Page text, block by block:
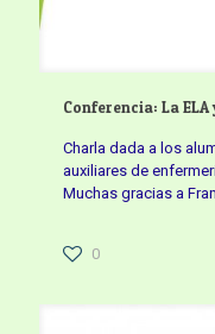
Conferencia: La
Charla dada a los
auxiliares de
Muchas gracias a
0